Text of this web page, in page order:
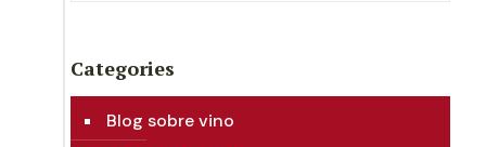
Categories
Blog sobre vino